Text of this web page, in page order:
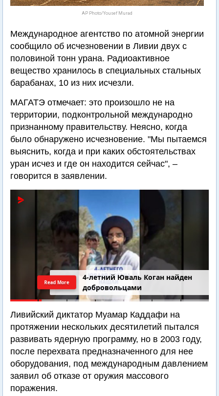
AP Photo/Yousef Murad
Международное агентство по атомной энергии
сообщило об исчезновении в Ливии двух с
половиной тонн урана. Радиоактивное
вещество хранилось в специальных стальных
барабанах, 10 из них исчезли.
МАГАТЭ отмечает: это произошло не на
территории, подконтрольной международно
признанному правительству. Неясно, когда
было обнаружено исчезновение. "Мы пытаемся
выяснить, когда и при каких обстоятельствах
уран исчез и где он находится сейчас", –
говорится в заявлении.
4-летний Юваль Коган найден
добровольцами
Read More
Ливийский диктатор Муамар Каддафи на
протяжении нескольких десятилетий пытался
развивать ядерную программу, но в 2003 году,
после перехвата предназначенного для нее
оборудования, под международным давлением
заявил об отказе от оружия массового
поражения.